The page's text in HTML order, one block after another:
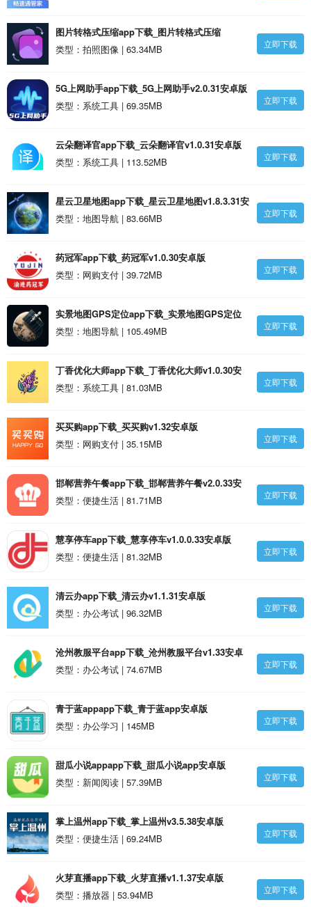
图片转格式压缩app下载_图片转格式压缩
v1.0.35安卓版
类型：拍照图像 | 63.34MB 立即下载
5G上网助手app下载_5G上网助手v2.0.31安卓版
类型：系统工具 | 69.35MB
立即下载
云朵翻译官app下载_云朵翻译官v1.0.31安卓版
类型：系统工具 | 113.52MB
立即下载
星云卫星地图app下载_星云卫星地图v1.8.3.31安
卓版
类型：地图导航 | 83.66MB 立即下载
药冠军app下载_药冠军v1.0.30安卓版
类型：网购支付 | 39.72MB
立即下载
实景地图GPS定位app下载_实景地图GPS定位
v3.1.33安卓版
类型：地图导航 | 105.49MB 立即下载
丁香优化大师app下载_丁香优化大师v1.0.30安
卓版
类型：系统工具 | 81.03MB 立即下载
买买购app下载_买买购v1.32安卓版
类型：网购支付 | 35.15MB
立即下载
邯郸营养午餐app下载_邯郸营养午餐v2.0.33安
卓版
类型：便捷生活 | 81.71MB 立即下载
慧享停车app下载_慧享停车v1.0.0.33安卓版
类型：便捷生活 | 81.32MB
立即下载
清云办app下载_清云办v1.1.31安卓版
类型：办公考试 | 96.32MB
立即下载
沧州教服平台app下载_沧州教服平台v1.33安卓
版
类型：办公考试 | 74.67MB 立即下载
青于蓝appapp下载_青于蓝app安卓版
类型：办公学习 | 145MB
立即下载
甜瓜小说appapp下载_甜瓜小说app安卓版
类型：新闻阅读 | 57.39MB
立即下载
掌上温州app下载_掌上温州v3.5.38安卓版
类型：便捷生活 | 69.24MB
立即下载
火芽直播app下载_火芽直播v1.1.37安卓版
类型：播放器 | 53.94MB
立即下载